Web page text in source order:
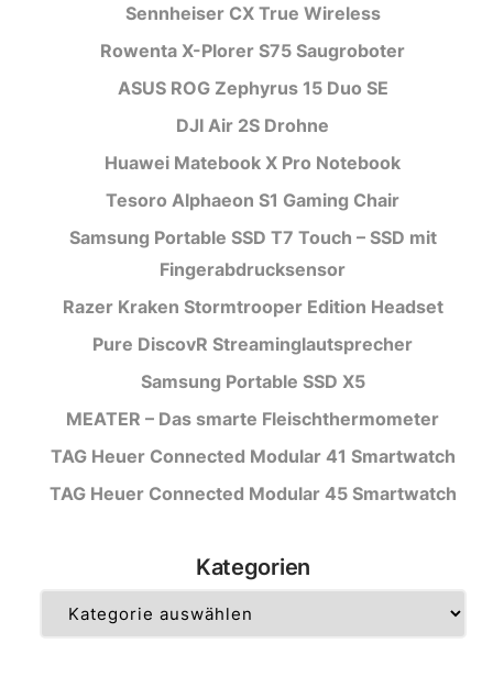
Sennheiser CX True Wireless
Rowenta X-Plorer S75 Saugroboter
ASUS ROG Zephyrus 15 Duo SE
DJI Air 2S Drohne
Huawei Matebook X Pro Notebook
Tesoro Alphaeon S1 Gaming Chair
Samsung Portable SSD T7 Touch – SSD mit
Fingerabdrucksensor
Razer Kraken Stormtrooper Edition Headset
Pure DiscovR Streaminglautsprecher
Samsung Portable SSD X5
MEATER – Das smarte Fleischthermometer
TAG Heuer Connected Modular 41 Smartwatch
TAG Heuer Connected Modular 45 Smartwatch
Kategorien